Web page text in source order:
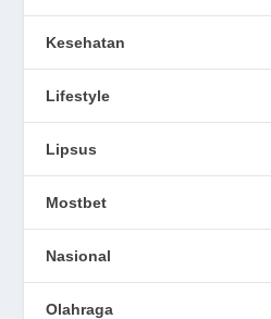
Kesehatan
Lifestyle
Lipsus
Mostbet
Nasional
Olahraga